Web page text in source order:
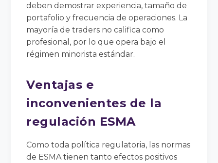
deben demostrar experiencia, tamaño de
portafolio y frecuencia de operaciones. La
mayoría de traders no califica como
profesional, por lo que opera bajo el
régimen minorista estándar.
Ventajas e
inconvenientes de la
regulación ESMA
Como toda política regulatoria, las normas
de ESMA tienen tanto efectos positivos